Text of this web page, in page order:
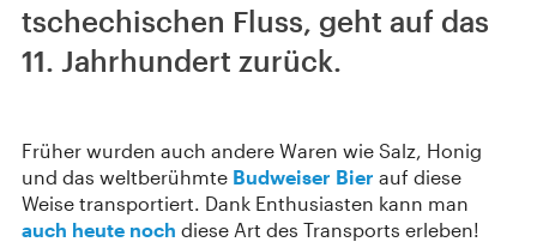
tschechischen Fluss, geht auf das
11. Jahrhundert zurück.
Früher wurden auch andere Waren wie Salz, Honig
und das weltberühmte Budweiser Bier auf diese
Weise transportiert. Dank Enthusiasten kann man
auch heute noch diese Art des Transports erleben!